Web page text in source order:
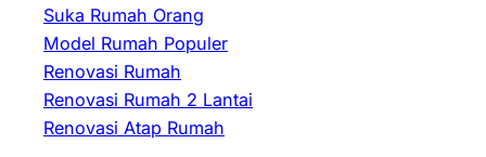
Suka Rumah Orang
Model Rumah Populer
Renovasi Rumah
Renovasi Rumah 2 Lantai
Renovasi Atap Rumah